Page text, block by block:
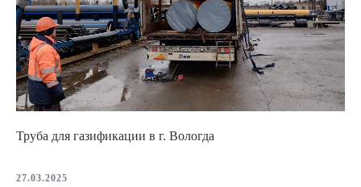
Труба для газификации в г. Вологда
27.03.2025